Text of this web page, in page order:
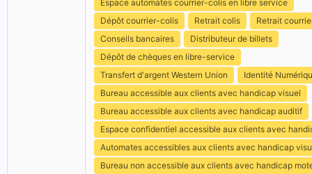
Espace automates courrier-colis en libre service
Dépôt courrier-colis
Retrait colis
Retrait
Conseils bancaires
Distributeur de billets
Dépôt de chèques en libre-service
Transfert d'argent Western Union
Identité
Bureau accessible aux clients avec handicap visuel
Bureau accessible aux clients avec handicap auditif
Espace confidentiel accessible aux clients avec
Automates accessibles aux clients avec handicap
Bureau non accessible aux clients avec handicap